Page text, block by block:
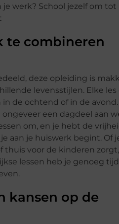
te combineren
deze opleiding is
levensstijlen. Elke
de ochtend of in de
een dagdeel aan
om, en je hebt de
aan je huiswerk begint. Of
thuis voor de kinderen
lessen heb je genoeg
kansen op de